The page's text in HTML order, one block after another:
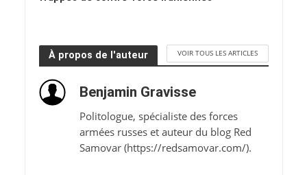
À propos de l'auteur VOIR TOUS LES ARTICLES
Benjamin Gravisse
Politologue, spécialiste des forces
armées russes et auteur du blog Red
Samovar (https://redsamovar.com/).